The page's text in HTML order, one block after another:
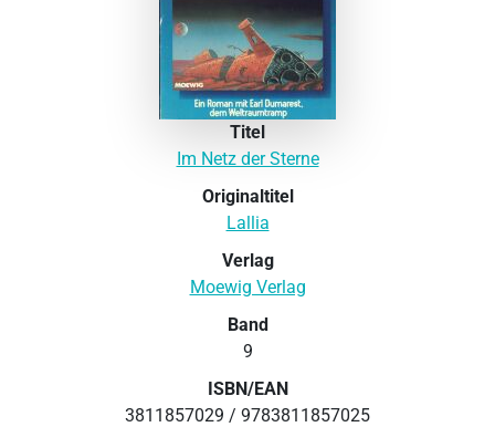
Titel
Im Netz der Sterne
Originaltitel
Lallia
Verlag
Moewig Verlag
Band
9
ISBN/EAN
3811857029 / 9783811857025